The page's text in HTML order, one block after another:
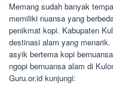
Memang sudah banyak
memiliki nuansa yang
penikmat kopi. Kabupaten
destinasi alam yang
asyik bertema kopi
ngopi bernuansa alam di
Guru.or.id kunjungi: